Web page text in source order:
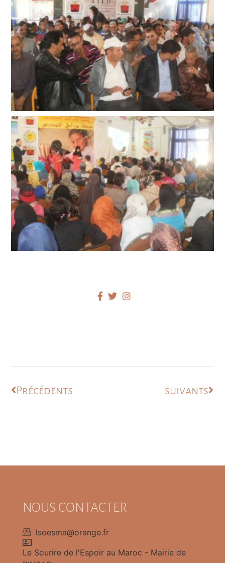
Précédents suivants
NOUS CONTACTER
lsoesma@orange.fr
Le Sourire de l'Espoir au Maroc - Mairie de